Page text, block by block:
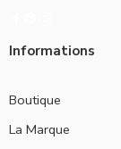
Informations
Boutique
La Marque